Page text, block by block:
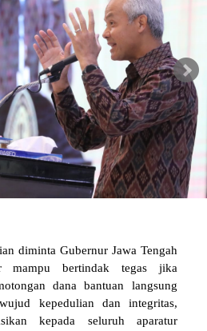
diminta Gubernur Jawa Tengah
mampu bertindak tegas jika
dana bantuan langsung
kepedulian dan integritas,
kepada seluruh aparatur